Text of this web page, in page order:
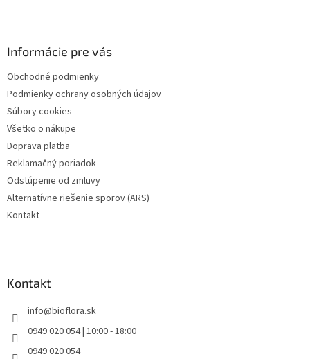
Informácie pre vás
Obchodné podmienky
Podmienky ochrany osobných údajov
Súbory cookies
Všetko o nákupe
Doprava platba
Reklamačný poriadok
Odstúpenie od zmluvy
Alternatívne riešenie sporov (ARS)
Kontakt
Kontakt
info@bioflora.sk
0949 020 054 | 10:00 - 18:00
0949 020 054